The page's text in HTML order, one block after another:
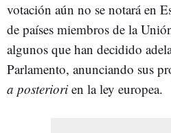
votación aún no se notará en
de países miembros de la
algunos que han decidido
Parlamento, anunciando sus
a posteriori en la ley europea.